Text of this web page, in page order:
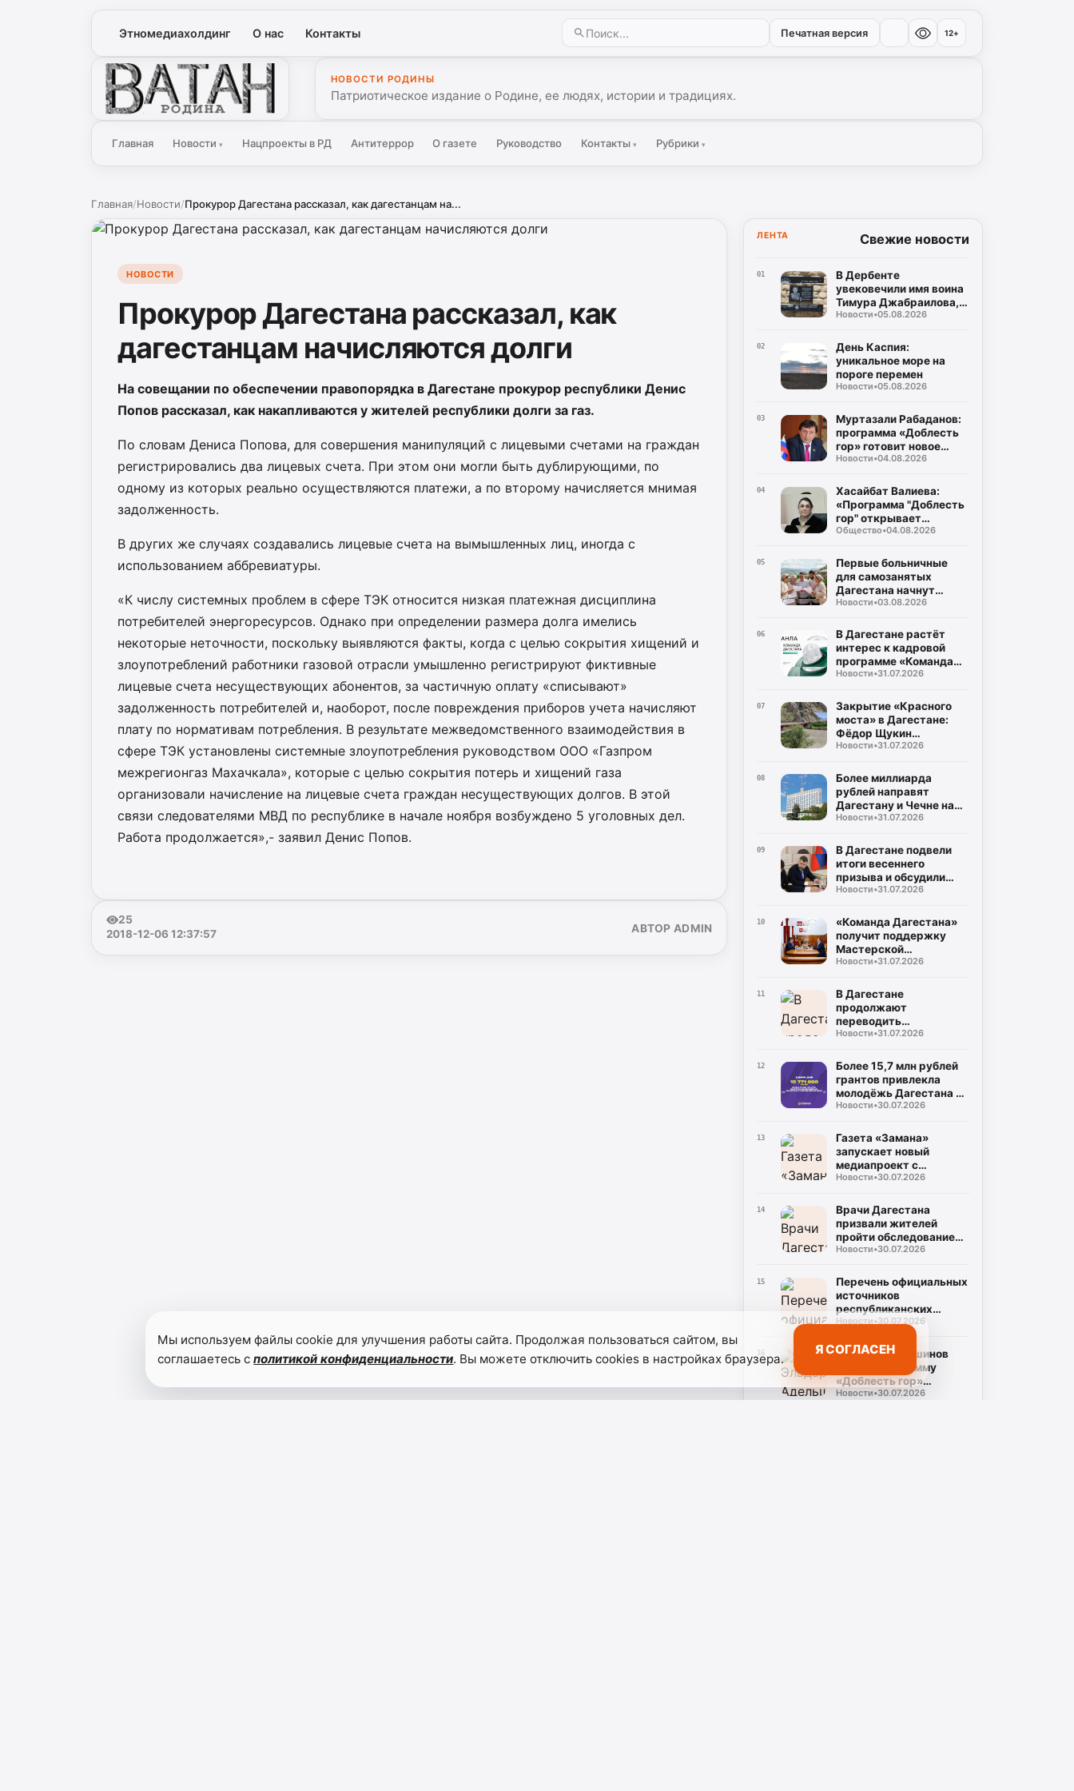
Этномедиахолдинг О нас Контакты Печатная версия 12+
Ватан
НОВОСТИ РОДИНЫ
Патриотическое издание о Родине, ее людях, истории и традициях.
Главная Новости▾ Нацпроекты в РД Антитеррор О газете Руководство Контакты ▾ Рубрики ▾
Главная/Новости/Прокурор Дагестана рассказал, как дагестанцам на...
НОВОСТИ
Прокурор Дагестана рассказал, как
дагестанцам начисляются долги
На совещании по обеспечении правопорядка в Дагестане прокурор республики Денис
Попов рассказал, как накапливаются у жителей республики долги за газ.
По словам Дениса Попова, для совершения манипуляций с лицевыми счетами на граждан
регистрировались два лицевых счета. При этом они могли быть дублирующими, по
одному из которых реально осуществляются платежи, а по второму начисляется мнимая
задолженность.
В других же случаях создавались лицевые счета на вымышленных лиц, иногда с
использованием аббревиатуры.
«К числу системных проблем в сфере ТЭК относится низкая платежная дисциплина
потребителей энергоресурсов. Однако при определении размера долга имелись
некоторые неточности, поскольку выявляются факты, когда с целью сокрытия хищений и
злоупотреблений работники газовой отрасли умышленно регистрируют фиктивные
лицевые счета несуществующих абонентов, за частичную оплату «списывают»
задолженность потребителей и, наоборот, после повреждения приборов учета начисляют
плату по нормативам потребления. В результате межведомственного взаимодействия в
сфере ТЭК установлены системные злоупотребления руководством ООО «Газпром
межрегионгаз Махачкала», которые с целью сокрытия потерь и хищений газа
организовали начисление на лицевые счета граждан несуществующих долгов. В этой
связи следователями МВД по республике в начале ноября возбуждено 5 уголовных дел.
Работа продолжается»,- заявил Денис Попов.
25
2018-12-06 12:37:57
АВТОР ADMIN
ЛЕНТА Свежие новости
01
В Дербенте
увековечили имя воина
Тимура Джабраилова,
отдавшего жизнь за
Новости•05.08.2026
02
День Каспия:
уникальное море на
пороге перемен
Новости•05.08.2026
03
Муртазали Рабаданов:
программа «Доблесть
гор» готовит новое
поколение
Дагестана
Новости•04.08.2026
04
Хасайбат Валиева:
«Программа "Доблесть
гор" открывает
участникам СВО новые
служения Дагестану»
Общество•04.08.2026
05
Первые больничные
для самозанятых
Дагестана начнут
выплачивать уже в
Новости•03.08.2026
06
В Дагестане растёт
интерес к кадровой
программе «Команда
Дагестана»
Новости•31.07.2026
07
Закрытие «Красного
моста» в Дагестане:
Фёдор Щукин
потребовал ускорить
Новости•31.07.2026
08
Более миллиарда
рублей направят
Дагестану и Чечне на
помощь пострадавшим
Новости•31.07.2026
09
В Дагестане подвели
итоги весеннего
призыва и обсудили
набор на контрактную
Новости•31.07.2026
10
«Команда Дагестана»
получит поддержку
Мастерской
управления «Сенеж»
Новости•31.07.2026
11
В Дагестане
продолжают
переводить
газопроводы под землю
безопасности
Новости•31.07.2026
12
Более 15,7 млн рублей
грантов привлекла
молодёжь Дагестана в
2026 году
Новости•30.07.2026
13
Газета «Замана»
запускает новый
медиапроект с
участием известных
Новости•30.07.2026
14
Врачи Дагестана
призвали жителей
пройти обследование
на гепатит С во время
Новости•30.07.2026
15
Перечень официальных
источников
республиканских
средств массовой
Новости•30.07.2026
16
Эльдар Адельшинов
назвал программу
«Доблесть гор»
важным ресурсом для
Новости•30.07.2026
Мы используем файлы cookie для улучшения работы сайта. Продолжая пользоваться сайтом, вы
соглашаетесь сполитикой конфиденциальности. Вы можете отключить cookies в настройках браузера.
Я СОГЛАСЕН